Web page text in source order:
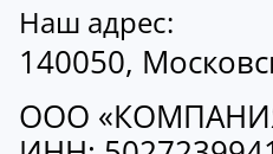
Наш адрес:
140050,
ООО